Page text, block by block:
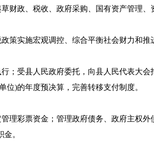
政、税收、政府采购、国有资产管理、
实施宏观调控、综合平衡社会财力和推
受县人民政府委托，向县人民代表大会
)的年度预决算，完善转移支付制度。
彩票资金；管理政府债务、政府主权外
。